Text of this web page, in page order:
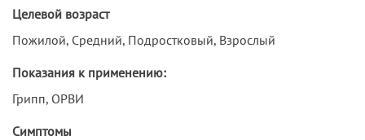
Целевой возраст
Пожилой, Средний, Подростковый, Взрослый
Показания к применению:
Грипп, ОРВИ
Симптомы